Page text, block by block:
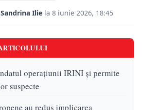
Ilie la 8 iunie 2026, 18:45
operațiunii IRINI și permite
suspecte
au redus implicarea